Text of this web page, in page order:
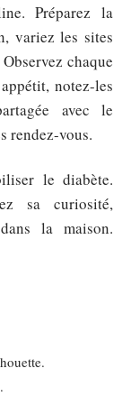
Préparez la
variez les sites
chaque
notez-les
avec le
rendez-vous.
le diabète.
sa curiosité,
la maison.